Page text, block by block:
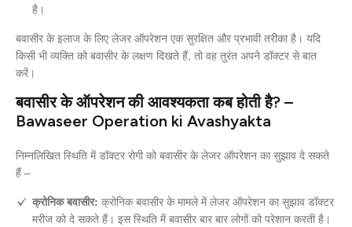
है।
बवासीर के इलाज के लिए लेजर ऑपरेशन एक सुरक्षित और प्रभावी तरीका है। यदि
किसी भी व्यक्ति को बवासीर के लक्षण दिखते हैं, तो वह तुरंत अपने डॉक्टर से बात
करें।
बवासीर के ऑपरेशन की आवश्यकता कब होती है? –
Bawaseer Operation ki Avashyakta
निम्नलिखित स्थिति में डॉक्टर रोगी को बवासीर के लेजर ऑपरेशन का सुझाव दे सकते
हैं –
क्रोनिक बवासीर: क्रोनिक बवासीर के मामले में लेजर ऑपरेशन का सुझाव डॉक्टर
मरीज को दे सकते हैं। इस स्थिति में बवासीर बार बार लोगों को परेशान करती है।